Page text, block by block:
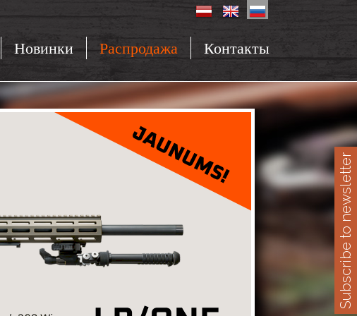
Новинки Распродажа Контакты
Subscribe to newsletter